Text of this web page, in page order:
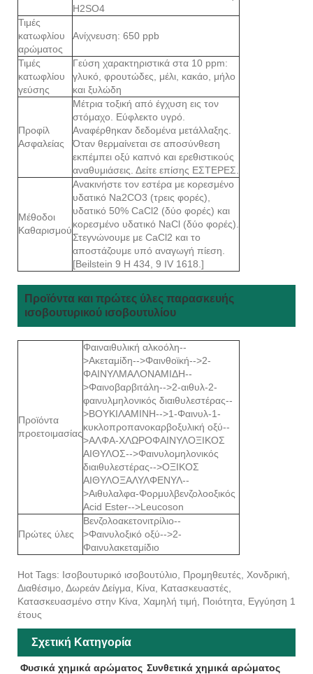
H2SO4
Τιμές
κατωφλίου
αρώματος
Ανίχνευση: 650 ppb
Τιμές
κατωφλίου
γεύσης
Γεύση χαρακτηριστικά στα 10 ppm:
γλυκό, φρουτώδες, μέλι, κακάο, μήλο
και ξυλώδη
Προφίλ
Ασφαλείας
Μέτρια τοξική από έγχυση εις τον
στόμαχο. Εύφλεκτο υγρό.
Αναφέρθηκαν δεδομένα μετάλλαξης.
Όταν θερμαίνεται σε αποσύνθεση
εκπέμπει οξύ καπνό και ερεθιστικούς
αναθυμιάσεις. Δείτε επίσης ΕΣΤΕΡΕΣ.
Μέθοδοι
Καθαρισμού
Ανακινήστε τον εστέρα με κορεσμένο
υδατικό Na2CO3 (τρεις φορές),
υδατικό 50% CaCl2 (δύο φορές) και
κορεσμένο υδατικό NaCl (δύο φορές).
Στεγνώνουμε με CaCl2 και το
αποστάζουμε υπό αναγωγή πίεση.
[Beilstein 9 H 434, 9 IV 1618.]
Προϊόντα και πρώτες ύλες παρασκευής
ισοβουτυρικού ισοβουτυλίου
Προϊόντα
προετοιμασίας
Φαιναιθυλική αλκοόλη--
>Ακεταμίδη-->Φαινθοϊκή-->2-
ΦΑΙΝΥΛΜΑΛΟΝΑΜΙΔΗ--
>Φαινοβαρβιτάλη-->2-αιθυλ-2-
φαινυλμηλονικός διαιθυλεστέρας--
>ΒΟΥΚΙΛΑΜΙΝΗ-->1-Φαινυλ-1-
κυκλοπροπανοκαρβοξυλική οξύ--
>ΑΛΦΑ-ΧΛΩΡΟΦΑΙΝΥΛΟΞΙΚΟΣ
ΑΙΘΥΛΟΣ-->Φαινυλομηλονικός
διαιθυλεστέρας-->ΟΞΙΚΟΣ
ΑΙΘΥΛΟΞΑΛΥΛΦΕΝΥΛ--
>Αιθυλαλφα-Φορμυλβενζολοοξικός
Acid Ester-->Leucoson
Πρώτες ύλες
Βενζολοακετονιτρίλιο--
>Φαινυλοξικό οξύ-->2-
Φαινυλακεταμίδιο
Hot Tags: Ισοβουτυρικό ισοβουτύλιο, Προμηθευτές, Χονδρική,
Διαθέσιμο, Δωρεάν Δείγμα, Κίνα, Κατασκευαστές,
Κατασκευασμένο στην Κίνα, Χαμηλή τιμή, Ποιότητα, Εγγύηση 1
έτους
Σχετική Κατηγορία
Φυσικά χημικά αρώματος Συνθετικά χημικά αρώματος